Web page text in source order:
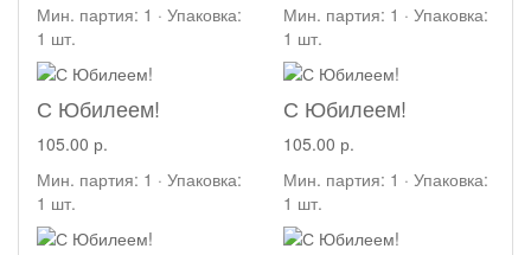
Мин. партия: 1 · Упаковка:
1 шт.
Мин. партия: 1 · Упаковка:
1 шт.
С Юбилеем!
105.00 р.
Мин. партия: 1 · Упаковка:
1 шт.
С Юбилеем!
105.00 р.
Мин. партия: 1 · Упаковка:
1 шт.